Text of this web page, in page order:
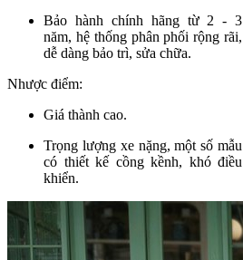
Bảo hành chính hãng từ 2 - 3
năm, hệ thống phân phối rộng rãi,
dễ dàng bảo trì, sửa chữa.
Nhược điểm:
Giá thành cao.
Trọng lượng xe nặng, một số mẫu
có thiết kế cồng kềnh, khó điều
khiển.